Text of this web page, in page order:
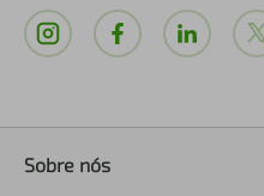
Sobre nós